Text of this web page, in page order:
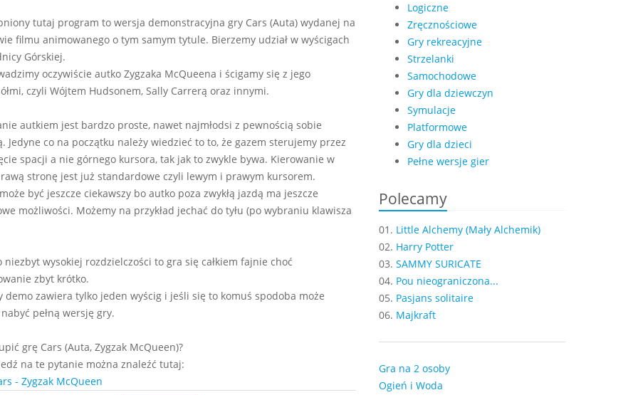
tutaj program to wersja demonstracyjna gry Cars (Auta) wydanej na
filmu animowanego o tym samym tytule. Bierzemy udział w wyścigach
Górskiej.
oczywiście autko Zygzaka McQueena i ścigamy się z jego
czyli Wójtem Hudsonem, Sally Carrerą oraz innymi.
autkiem jest bardzo proste, nawet najmłodsi z pewnością sobie
Jedyne co na początku należy wiedzieć to to, że gazem sterujemy przez
spacji a nie górnego kursora, tak jak to zwykle bywa. Kierowanie w
stronę jest już standardowe czyli lewym i prawym kursorem.
być jeszcze ciekawszy bo autko poza zwykłą jazdą ma jeszcze
możliwości. Możemy na przykład jechać do tyłu (po wybraniu klawisza
niezbyt wysokiej rozdzielczości to gra się całkiem fajnie choć
zbyt krótko.
demo zawiera tylko jeden wyścig i jeśli się to komuś spodoba może
pełną wersję gry.
grę Cars (Auta, Zygzak McQueen)?
na te pytanie można znaleźć tutaj:
- Zygzak McQueen
Logiczne
Zręcznościowe
Gry rekreacyjne
Strzelanki
Samochodowe
Gry dla dziewczyn
Symulacje
Platformowe
Gry dla dzieci
Pełne wersje gier
Polecamy
01. Little Alchemy (Mały Alchemik)
02. Harry Potter
03. SAMMY SURICATE
04. Pou nieograniczona...
05. Pasjans solitaire
06. Majkraft
Gra na 2 osoby
Ogień i Woda